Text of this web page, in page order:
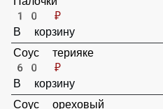
Палочки
10 ₽
В корзину
Соус терияке
60 ₽
В корзину